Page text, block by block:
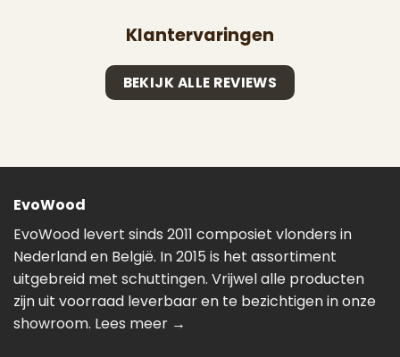
Klantervaringen
BEKIJK ALLE REVIEWS
EvoWood
EvoWood levert sinds 2011 composiet vlonders in
Nederland en België. In 2015 is het assortiment
uitgebreid met schuttingen. Vrijwel alle producten
zijn uit voorraad leverbaar en te bezichtigen in onze
showroom. Lees meer →